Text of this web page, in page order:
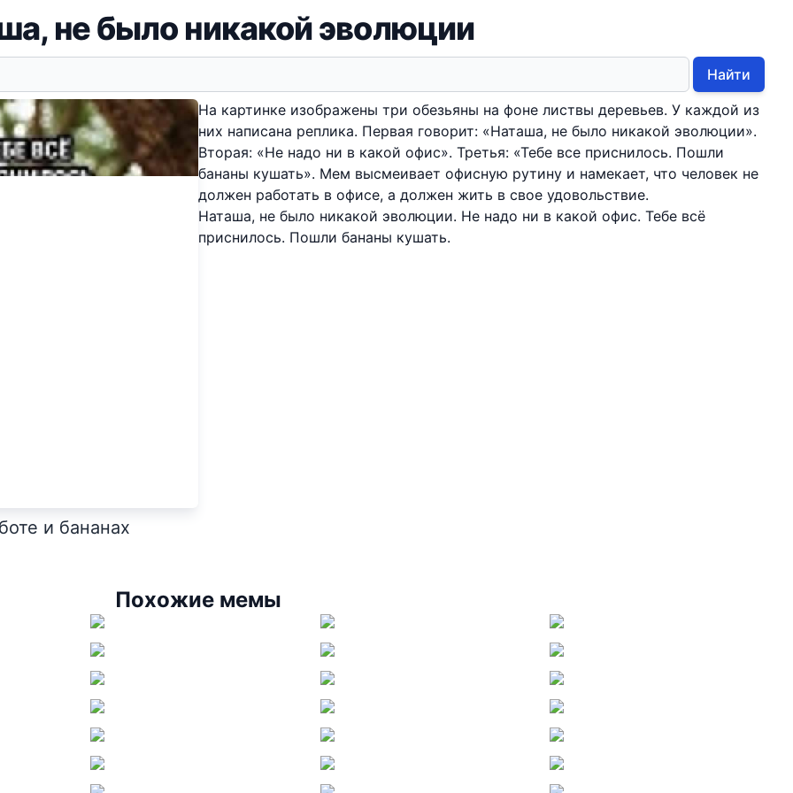
не было никакой эволюции
Найти
и бананах
На картинке изображены три обезьяны на фоне листвы деревьев. У каждой из
них написана реплика. Первая говорит: «Наташа, не было никакой эволюции».
Вторая: «Не надо ни в какой офис». Третья: «Тебе все приснилось. Пошли
бананы кушать». Мем высмеивает офисную рутину и намекает, что человек не
должен работать в офисе, а должен жить в свое удовольствие.
Наташа, не было никакой эволюции. Не надо ни в какой офис. Тебе всё
приснилось. Пошли бананы кушать.
Похожие мемы